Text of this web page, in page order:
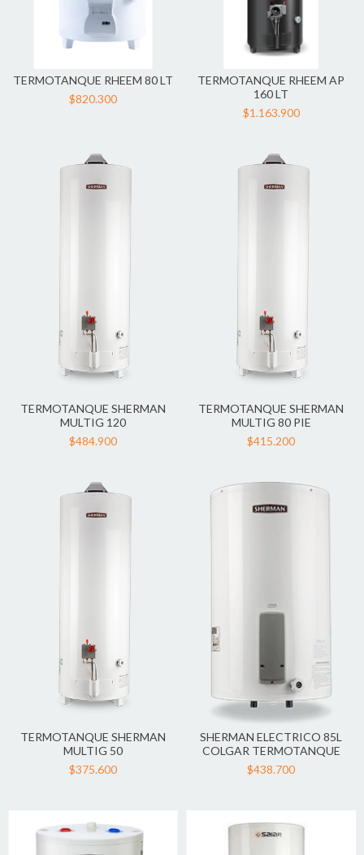
TERMOTANQUE RHEEM 80 LT
$820.300
TERMOTANQUE RHEEM AP
160 LT
$1.163.900
TERMOTANQUE SHERMAN
MULTIG 120
$484.900
TERMOTANQUE SHERMAN
MULTIG 80 PIE
$415.200
TERMOTANQUE SHERMAN
MULTIG 50
$375.600
SHERMAN ELECTRICO 85L
COLGAR TERMOTANQUE
$438.700